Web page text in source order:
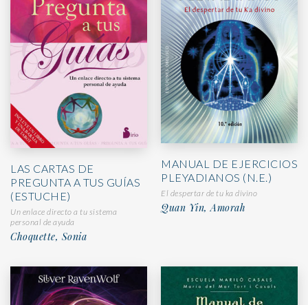
LAS CARTAS DE
PREGUNTA A TUS GUÍAS
(ESTUCHE)
Un enlace directo a tu sistema
personal de ayuda
Choquette, Sonia
MANUAL DE EJERCICIOS
PLEYADIANOS (N.E.)
El despertar de tu ka divino
Quan Yin, Amorah